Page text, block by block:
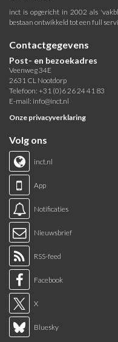
inct is opgericht in 2002 als
bestaan ontwikkeld tot een full
Contactgegevens
Post- en bezoekadres
Veenweg 34E
2631 CL Nootdorp
Telefoon: +31 (0)6 26 24 41 83
E-mail: info@inct.nl
Onze privacyverklaring
Volg ons
inct.nl
App
Notificaties
Nieuwsbrief
RSS-feed
Facebook
X
Bluesky